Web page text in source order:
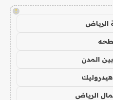
!
المدن
الرياض